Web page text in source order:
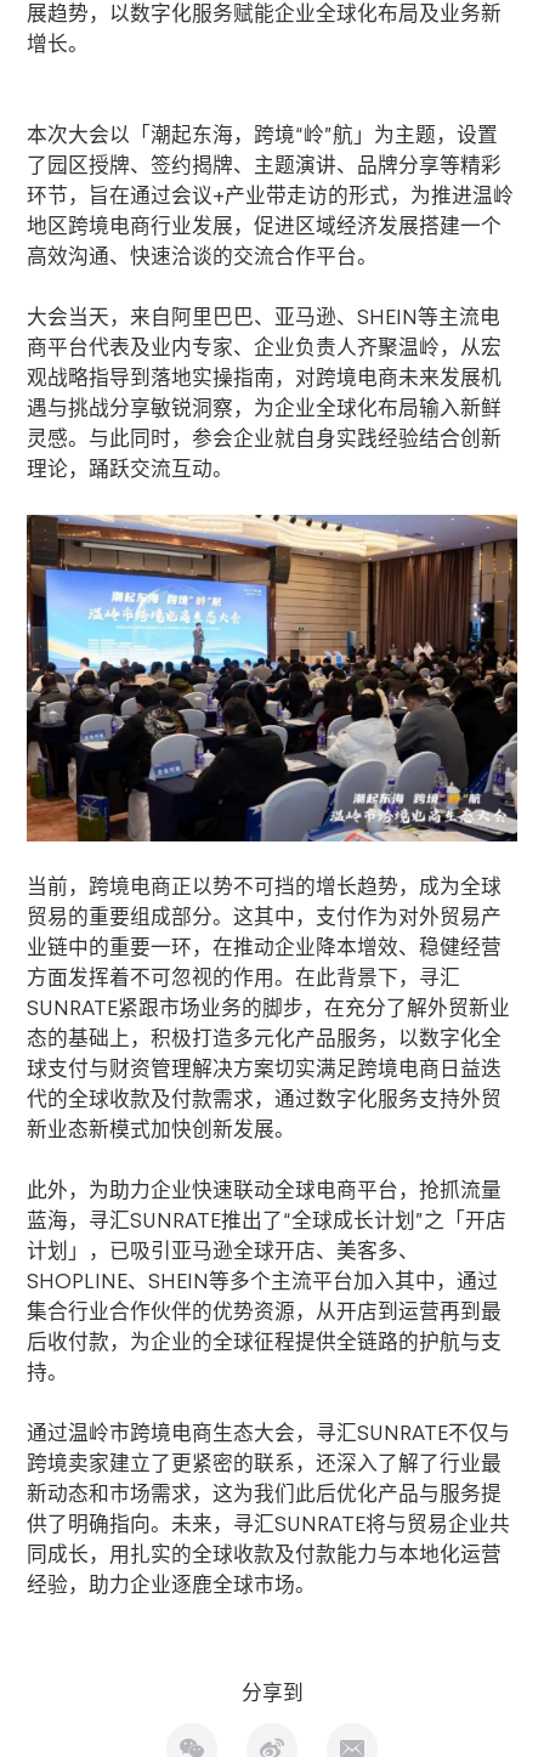
展趋势，以数字化服务赋能企业全球化布局及业务新
增长。
本次大会以「潮起东海，跨境“岭”航」为主题，设置
了园区授牌、签约揭牌、主题演讲、品牌分享等精彩
环节，旨在通过会议+产业带走访的形式，为推进温岭
地区跨境电商行业发展，促进区域经济发展搭建一个
高效沟通、快速洽谈的交流合作平台。
大会当天，来自阿里巴巴、亚马逊、SHEIN等主流电
商平台代表及业内专家、企业负责人齐聚温岭，从宏
观战略指导到落地实操指南，对跨境电商未来发展机
遇与挑战分享敏锐洞察，为企业全球化布局输入新鲜
灵感。与此同时，参会企业就自身实践经验结合创新
理论，踊跃交流互动。
当前，跨境电商正以势不可挡的增长趋势，成为全球
贸易的重要组成部分。这其中，支付作为对外贸易产
业链中的重要一环，在推动企业降本增效、稳健经营
方面发挥着不可忽视的作用。在此背景下，寻汇
SUNRATE紧跟市场业务的脚步，在充分了解外贸新业
态的基础上，积极打造多元化产品服务，以数字化全
球支付与财资管理解决方案切实满足跨境电商日益迭
代的全球收款及付款需求，通过数字化服务支持外贸
新业态新模式加快创新发展。
此外，为助力企业快速联动全球电商平台，抢抓流量
蓝海，寻汇SUNRATE推出了“全球成长计划 ”之「开店
计划」，已吸引亚马逊全球开店、美客多、
SHOPLINE、SHEIN等多个主流平台加入其中，通过
集合行业合作伙伴的优势资源，从开店到运营再到最
后收付款，为企业的全球征程提供全链路的护航与支
持。
通过温岭市跨境电商生态大会，寻汇SUNRATE不仅与
跨境卖家建立了更紧密的联系，还深入了解了行业最
新动态和市场需求，这为我们此后优化产品与服务提
供了明确指向。未来，寻汇SUNRATE将与贸易企业共
同成长，用扎实的全球收款及付款能力与本地化运营
经验，助力企业逐鹿全球市场。
分享到